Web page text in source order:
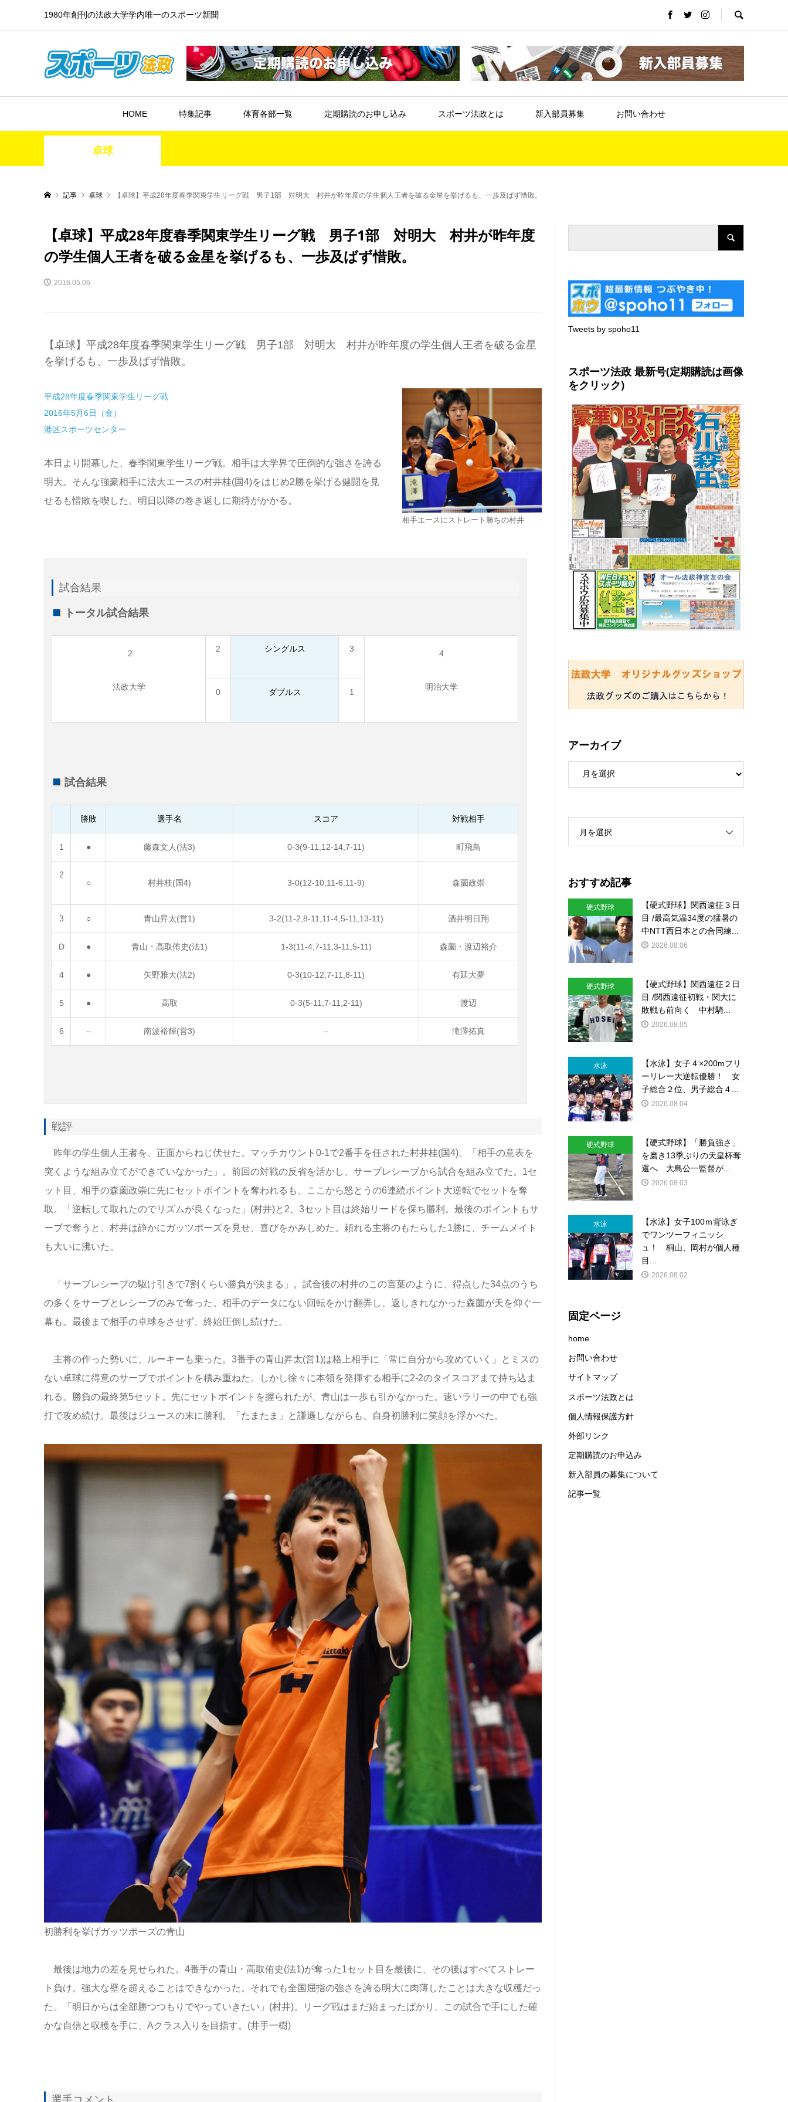
1980年創刊の法政大学学内唯一のスポーツ新聞
HOME 特集記事 体育各部一覧 定期購読のお申し込み スポーツ法政とは 新入部員募集 お問い合わせ
卓球
記事 卓球 【卓球】平成28年度春季関東学生リーグ戦 男子1部 対明大 村井が昨年度の学生個人王者を破る金星を挙げるも、一歩及ばず惜敗。
【卓球】平成28年度春季関東学生リーグ戦 男子1部 対明大 村井が昨年度
の学生個人王者を破る金星を挙げるも、一歩及ばず惜敗。
2016.05.06
【卓球】平成28年度春季関東学生リーグ戦 男子1部 対明大 村井が昨年度の学生個人王者を破る金星
を挙げるも、一歩及ばず惜敗。
平成28年度春季関東学生リーグ戦
2016年5月6日（金）
港区スポーツセンター
本日より開幕した、春季関東学生リーグ戦。相手は大学界で圧倒的な強さを誇る
明大。そんな強豪相手に法大エースの村井桂(国4)をはじめ2勝を挙げる健闘を見
せるも惜敗を喫した。明日以降の巻き返しに期待がかかる。
相手エースにストレート勝ちの村井
試合結果
トータル試合結果
2
法政大学
2 シングルス 3 4
明治大学
0 ダブルス 1
試合結果
勝敗 選手名 スコア 対戦相手
1 ● 藤森文人(法3) 0-3(9-11,12-14,7-11) 町飛鳥
2
○
村井桂(国4) 3-0(12-10,11-6,11-9) 森薗政崇
3 ○ 青山昇太(営1) 3-2(11-2,8-11,11-4,5-11,13-11) 酒井明日翔
D ● 青山・高取侑史(法1) 1-3(11-4,7-11,3-11,5-11) 森薗・渡辺裕介
4 ● 矢野雅大(法2) 0-3(10-12,7-11,8-11) 有延大夢
5 ● 高取 0-3(5-11,7-11,2-11) 渡辺
6 – 南波裕輝(営3) – 滝澤拓真
戦評
昨年の学生個人王者を、正面からねじ伏せた。マッチカウント0-1で2番手を任された村井桂(国4)。「相手の意表を
突くような組み立てができていなかった」。前回の対戦の反省を活かし、サーブレシーブから試合を組み立てた。1セ
ット目、相手の森薗政崇に先にセットポイントを奪われるも、ここから怒とうの6連続ポイント大逆転でセットを奪
取。「逆転して取れたのでリズムが良くなった」(村井)と2、3セット目は終始リードを保ち勝利。最後のポイントもサ
ーブで奪うと、村井は静かにガッツポーズを見せ、喜びをかみしめた。頼れる主将のもたらした1勝に、チームメイト
も大いに沸いた。
「サーブレシーブの駆け引きで7割くらい勝負が決まる」。試合後の村井のこの言葉のように、得点した34点のうち
の多くをサーブとレシーブのみで奪った。相手のデータにない回転をかけ翻弄し、返しきれなかった森薗が天を仰ぐ一
幕も。最後まで相手の卓球をさせず、終始圧倒し続けた。
主将の作った勢いに、ルーキーも乗った。3番手の青山昇太(営1)は格上相手に「常に自分から攻めていく」とミスの
ない卓球に得意のサーブでポイントを積み重ねた。しかし徐々に本領を発揮する相手に2-2のタイスコアまで持ち込ま
れる。勝負の最終第5セット。先にセットポイントを握られたが、青山は一歩も引かなかった。速いラリーの中でも強
打で攻め続け、最後はジュースの末に勝利。「たまたま」と謙遜しながらも、自身初勝利に笑顔を浮かべた。
初勝利を挙げガッツポーズの青山
最後は地力の差を見せられた。4番手の青山・高取侑史(法1)が奪った1セット目を最後に、その後はすべてストレー
ト負け。強大な壁を超えることはできなかった。それでも全国屈指の強さを誇る明大に肉薄したことは大きな収穫だっ
た。「明日からは全部勝つつもりでやっていきたい」(村井)。リーグ戦はまだ始まったばかり。この試合で手にした確
かな自信と収穫を手に、Aクラス入りを目指す。(井手一樹)
Tweets by spoho11
スポーツ法政 最新号(定期購読は画像
をクリック)
アーカイブ
月を選択
おすすめ記事
硬式野球
【硬式野球】関西遠征３日
目 /最高気温34度の猛暑の
中NTT西日本との合同練...
2026.08.06
硬式野球
【硬式野球】関西遠征２日
目 /関西遠征初戦・関大に
敗戦も前向く 中村騎...
2026.08.05
水泳
【水泳】女子４×200mフリ
ーリレー大逆転優勝！ 女
子総合２位、男子総合４...
2026.08.04
硬式野球
【硬式野球】「勝負強さ」
を磨き13季ぶりの天皇杯奪
還へ 大島公一監督が...
2026.08.03
水泳
【水泳】女子100ｍ背泳ぎ
でワンツーフィニッシ
ュ！ 桐山、岡村が個人種
目...
2026.08.02
固定ページ
home
お問い合わせ
サイトマップ
スポーツ法政とは
個人情報保護方針
外部リンク
定期購読のお申込み
新入部員の募集について
記事一覧